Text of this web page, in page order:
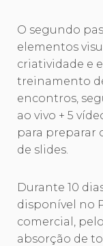
O segundo
elementos
criatividade e
treinamento
encontros,
ao vivo + 5
para preparar
de slides.
Durante 10
disponível no
comercial,
absorção de